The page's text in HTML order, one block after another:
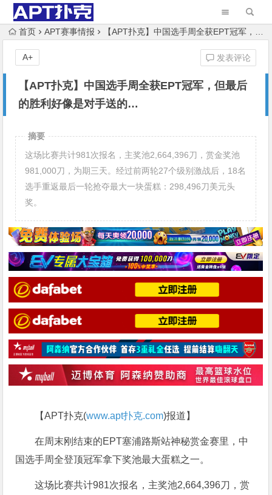
首页 APT赛事情报 【APT扑克】中国选手周全获EPT冠军，但最后的胜利好像是对手送的…
【APT扑克】中国选手周全获EPT冠军，但最后
的胜利好像是对手送的…
发表评论
A+
摘要
这场比赛共计981次报名，主奖池2,664,396刀，赏金奖池
981,000刀，为期三天。经过前两轮27个级别激战后，18名
选手重返最后一轮抢夺最大一块蛋糕：298,496刀美元头
奖。
【APT扑克(www.apt扑克.com)报道】
在周末刚结束的EPT塞浦路斯站神秘赏金赛里，中
国选手周全登顶冠军拿下奖池最大蛋糕之一。
这场比赛共计981次报名，主奖池2,664,396刀，赏